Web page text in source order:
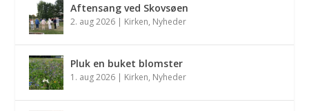
Aftensang ved Skovsøen
2. aug 2026 | Kirken, Nyheder
Pluk en buket blomster
1. aug 2026 | Kirken, Nyheder